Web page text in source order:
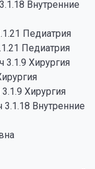
Внутренние
Педиатрия
Педиатрия
3.1.9 Хирургия
Хирургия
Внутренние